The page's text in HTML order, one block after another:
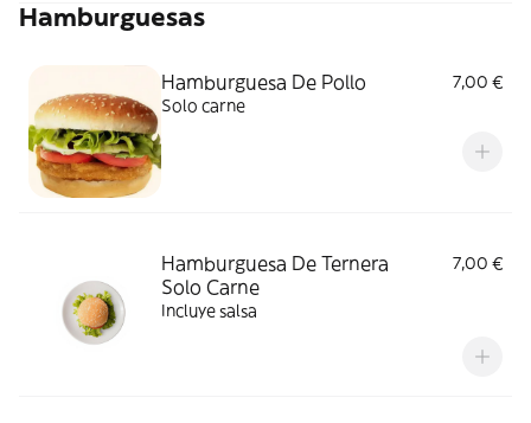
Hamburguesas
Hamburguesa De Pollo
7,00 €
Solo carne
Hamburguesa De Ternera
Solo Carne
7,00 €
Incluye salsa